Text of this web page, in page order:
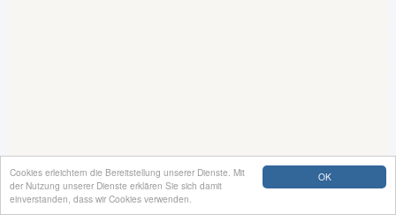
OK
Cookies erleichtern die Bereitstellung unserer Dienste. Mit
der Nutzung unserer Dienste erklären Sie sich damit
einverstanden, dass wir Cookies verwenden.